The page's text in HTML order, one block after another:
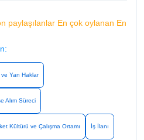
paylaşılanlar En çok oylanan En
Yan Haklar
Alım Süreci
Kültürü ve Çalışma Ortamı İş İlanı